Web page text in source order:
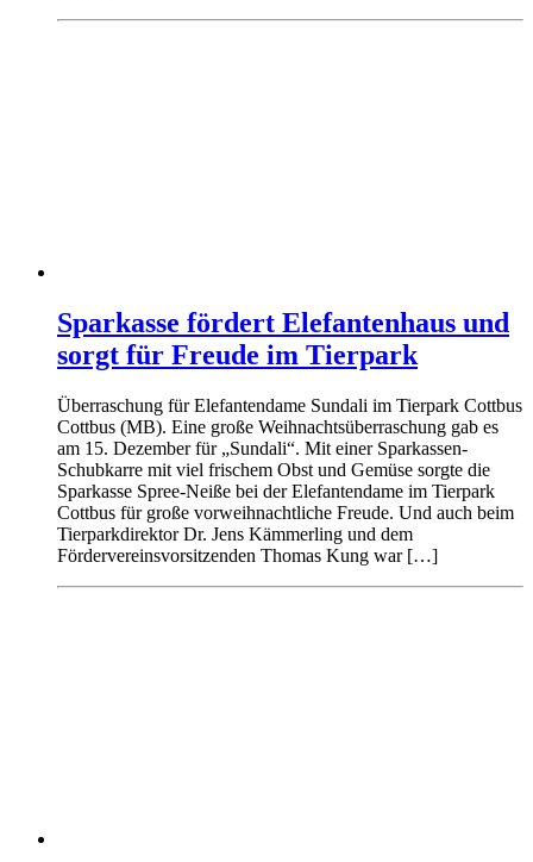
Sparkasse fördert Elefantenhaus und
sorgt für Freude im Tierpark
Überraschung für Elefantendame Sundali im Tierpark Cottbus
Cottbus (MB). Eine große Weihnachtsüberraschung gab es
am 15. Dezember für „Sundali“. Mit einer Sparkassen-
Schubkarre mit viel frischem Obst und Gemüse sorgte die
Sparkasse Spree-Neiße bei der Elefantendame im Tierpark
Cottbus für große vorweihnachtliche Freude. Und auch beim
Tierparkdirektor Dr. Jens Kämmerling und dem
Fördervereinsvorsitzenden Thomas Kung war […]